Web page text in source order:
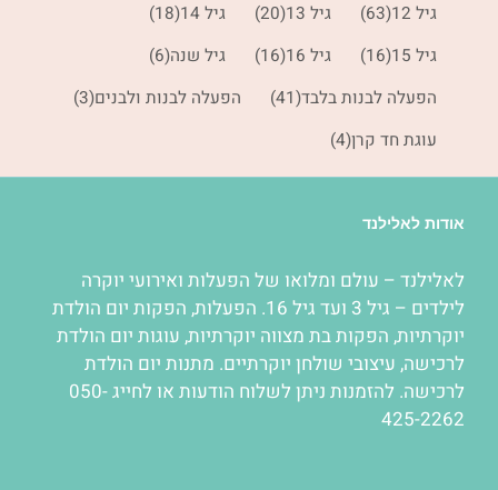
גיל 12
(63) גיל 13 (20) גיל 14
(18)
גיל 15
(16) גיל 16 (16) גיל שנה(6)
הפעלה לבנות בלבד(41) הפעלה לבנות ולבנים(3)
עוגת חד קרן(4)
אודות לאלילנד
לאלילנד – עולם ומלואו של הפעלות ואירועי יוקרה
לילדים – גיל 3 ועד גיל 16.
הפעלות, הפקות יום הולדת
יוקרתיות, הפקות בת מצווה יוקרתיות, עוגות יום הולדת
לרכישה, עיצובי שולחן יוקרתיים. מתנות יום הולדת
לרכישה. להזמנות ניתן לשלוח הודעות או לחייג 050-
425-2262